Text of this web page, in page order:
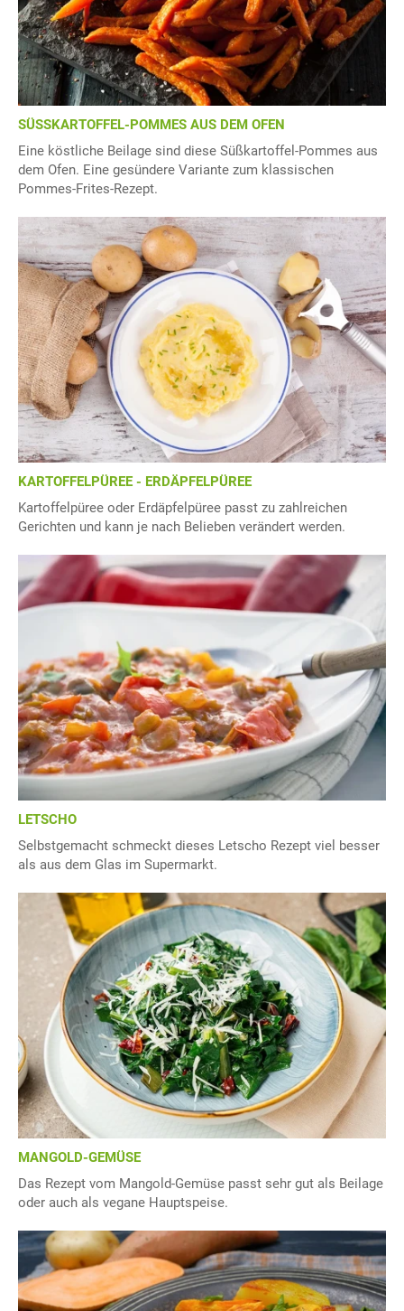
SÜSSKARTOFFEL-POMMES AUS DEM OFEN
Eine köstliche Beilage sind diese Süßkartoffel-Pommes aus
dem Ofen. Eine gesündere Variante zum klassischen
Pommes-Frites-Rezept.
KARTOFFELPÜREE - ERDÄPFELPÜREE
Kartoffelpüree oder Erdäpfelpüree passt zu zahlreichen
Gerichten und kann je nach Belieben verändert werden.
LETSCHO
Selbstgemacht schmeckt dieses Letscho Rezept viel besser
als aus dem Glas im Supermarkt.
MANGOLD-GEMÜSE
Das Rezept vom Mangold-Gemüse passt sehr gut als Beilage
oder auch als vegane Hauptspeise.